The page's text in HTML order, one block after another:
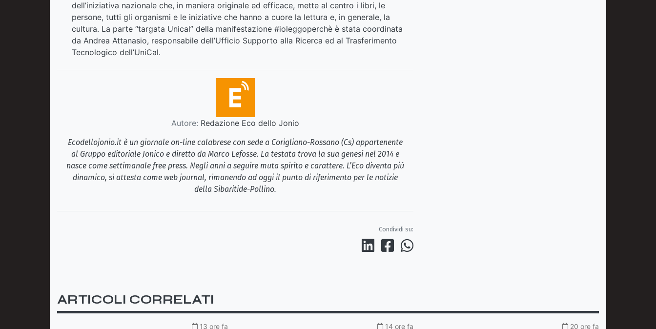
dell’iniziativa nazionale che, in maniera originale ed efficace, mette al centro i libri, le
persone, tutti gli organismi e le iniziative che hanno a cuore la lettura e, in generale, la
cultura. La parte “targata Unical” della manifestazione #ioleggoperchè è stata coordinata
da Andrea Attanasio, responsabile dell’Ufficio Supporto alla Ricerca ed al Trasferimento
Tecnologico dell’UniCal.
Autore: Redazione Eco dello Jonio
Ecodellojonio.it è un giornale on-line calabrese con sede a Corigliano-Rossano (Cs) appartenente
al Gruppo editoriale Jonico e diretto da Marco Lefosse. La testata trova la sua genesi nel 2014 e
nasce come settimanale free press. Negli anni a seguire muta spirito e carattere. L’Eco diventa più
dinamico, si attesta come web journal, rimanendo ad oggi il punto di riferimento per le notizie
della Sibaritide-Pollino.
Condividi su:
ARTICOLI CORRELATI
13 ore fa 14 ore fa 20 ore fa